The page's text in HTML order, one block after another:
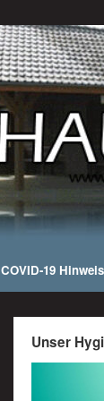
COVID-19
Unser